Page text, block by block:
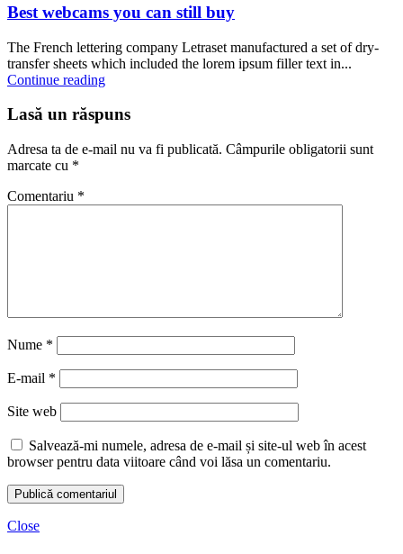
Best webcams you can still buy
The French lettering company Letraset manufactured a set of dry-
transfer sheets which included the lorem ipsum filler text in...
Continue reading
Lasă un răspuns
Adresa ta de e-mail nu va fi publicată. Câmpurile obligatorii sunt
marcate cu *
Comentariu *
Nume *
E-mail *
Site web
Salvează-mi numele, adresa de e-mail și site-ul web în acest
browser pentru data viitoare când voi lăsa un comentariu.
Close